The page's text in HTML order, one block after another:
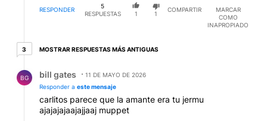
RESPONDER
5
RESPUESTAS
1 1
COMPARTIR
MARCAR
COMO
INAPROPIADO
33 respuestas más antiguas
MOSTRAR RESPUESTAS MÁS ANTIGUAS
BG bill gates
11 DE MAYO DE 2026
Responder a este mensaje
carlitos parece que la amante era tu jermu
ajajajajaajajjaaj muppet